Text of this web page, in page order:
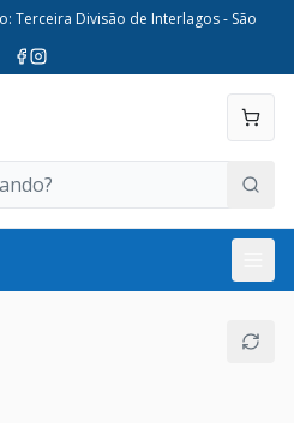
Terceira Divisão de Interlagos - São